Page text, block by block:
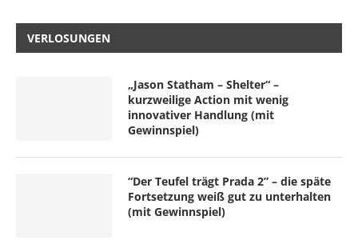
VERLOSUNGEN
„Jason Statham – Shelter“ –
kurzweilige Action mit wenig
innovativer Handlung (mit
Gewinnspiel)
“Der Teufel trägt Prada 2” – die späte
Fortsetzung weiß gut zu unterhalten
(mit Gewinnspiel)